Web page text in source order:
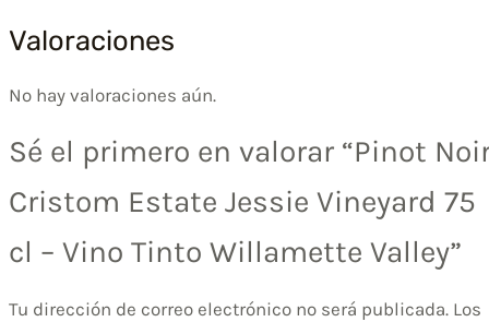
Valoraciones
No hay valoraciones aún.
Sé el primero en valorar “Pinot
Cristom Estate Jessie Vineyard 75
cl – Vino Tinto Willamette Valley”
Tu dirección de correo electrónico no será publicada. Los